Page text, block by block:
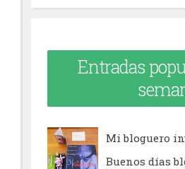
Entradas
Mi bloguero
Buenos días